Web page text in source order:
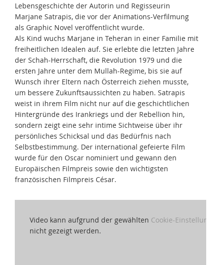
Lebensgeschichte der Autorin und Regisseurin
Marjane Satrapis, die vor der Animations-Verfilmung
als Graphic Novel veröffentlicht wurde.
Als Kind wuchs Marjane in Teheran in einer Familie mit
freiheitlichen Idealen auf. Sie erlebte die letzten Jahre
der Schah-Herrschaft, die Revolution 1979 und die
ersten Jahre unter dem Mullah-Regime, bis sie auf
Wunsch ihrer Eltern nach Österreich ziehen musste,
um bessere Zukunftsaussichten zu haben. Satrapis
weist in ihrem Film nicht nur auf die geschichtlichen
Hintergründe des Irankriegs und der Rebellion hin,
sondern zeigt eine sehr intime Sichtweise über ihr
persönliches Schicksal und das Bedürfnis nach
Selbstbestimmung. Der international gefeierte Film
wurde für den Oscar nominiert und gewann den
Europäischen Filmpreis sowie den wichtigsten
französischen Filmpreis César.
Video kann aufgrund der gewählten Cookie-Einstellungen
nicht gezeigt werden.